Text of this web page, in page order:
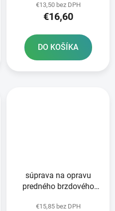
ORGANIC 2 ks v balení
€13,50 bez DPH
€16,60
DO KOŠÍKA
súprava na opravu
predného brzdového
€15,85 bez DPH